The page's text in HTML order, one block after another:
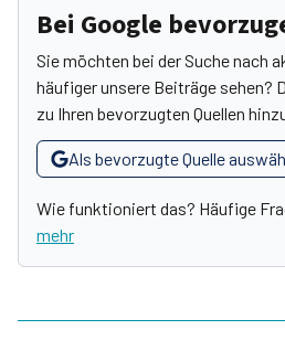
Bei Google
Sie möchten bei der Suche nach
häufiger unsere Beiträge sehen?
zu Ihren bevorzugten Quellen
Als bevorzugte Quelle
Wie funktioniert das? Häufige
mehr